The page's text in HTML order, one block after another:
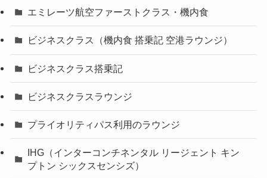
エミレーツ航空ファーストクラス・機内食
ビジネスクラス（機内食 搭乗記 空港ラウンジ）
ビジネスクラス搭乗記
ビジネスクラスラウンジ
プライオリティパス利用のラウンジ
IHG（インターコンチネンタル リージェント キン
プトン シックスセンシズ）